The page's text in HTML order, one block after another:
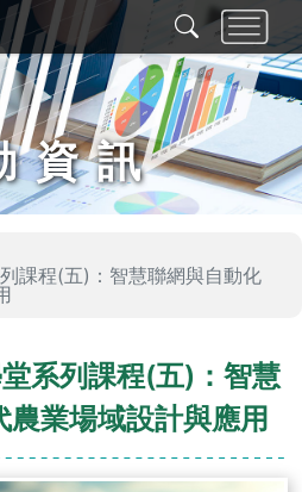
資訊
課程(五)：智慧聯網與自動化
系列課程(五)：智慧
業場域設計與應用